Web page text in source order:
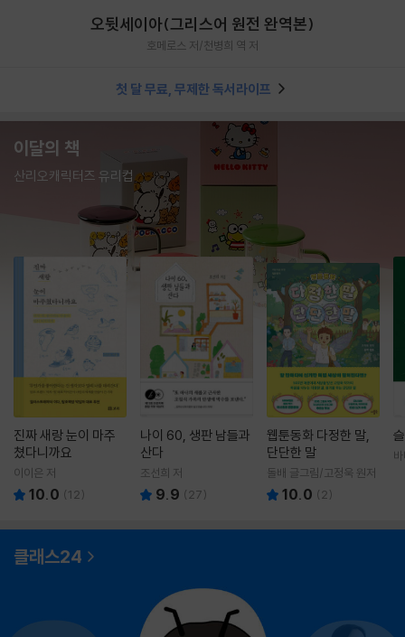
오뒷세이아(그리스어 원전 완역본)
호메로스 저/천병희 역 저
첫 달 무료, 무제한 독서라이프
이달의 책
산리오캐릭터즈 유리컵
진짜 새랑 눈이 마주
쳤다니까요
이이은 저
10.0 (12)
나이 60, 생판 남들과
산다
조선희 저
9.9 ( 27)
웹툰동화 다정한 말,
단단한 말
돌배 글그림/고정욱 원저
10.0 ( 2)
클래스24